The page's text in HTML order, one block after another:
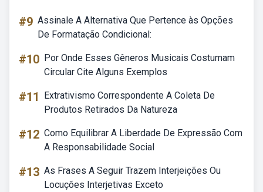
#9 Assinale A Alternativa Que Pertence às Opções
De Formatação Condicional:
#10 Por Onde Esses Gêneros Musicais Costumam
Circular Cite Alguns Exemplos
#11
Extrativismo Correspondente A Coleta De
Produtos Retirados Da Natureza
#12 Como Equilibrar A Liberdade De Expressão Com
A Responsabilidade Social
#13 As Frases A Seguir Trazem Interjeições Ou
Locuções Interjetivas Exceto